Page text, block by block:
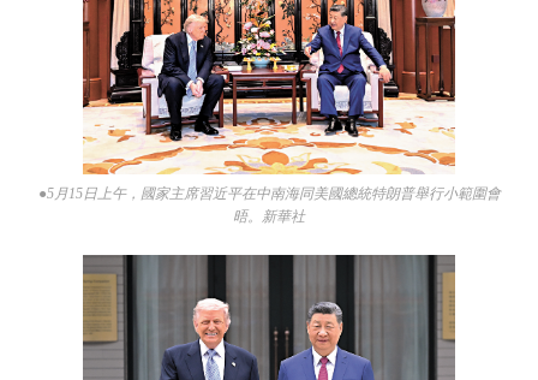
●5月15日上午，國家主席習近平在中南海同美國總統特朗普舉行小範圍會
晤。新華社